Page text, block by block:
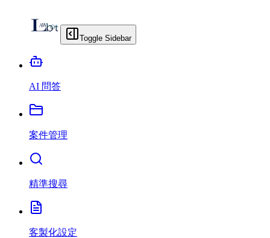
Toggle Sidebar
AI 問答
案件管理
精準搜尋
客製化設定